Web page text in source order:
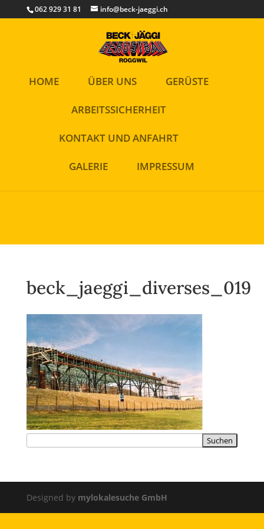
Cookies helfen uns bei der Bereitstellung unserer Inhalte und
Dienste. Durch die weitere Nutzung der Webseite stimmen Sie der
Verwendung von Cookies zu.
062 929 31 81 info@beck-jaeggi.ch
HOME ÜBER UNS GERÜSTE
ARBEITSSICHERHEIT
KONTAKT UND ANFAHRT
GALERIE IMPRESSUM
beck_jaeggi_diverses_019
Designed by mylokalesuche GmbH